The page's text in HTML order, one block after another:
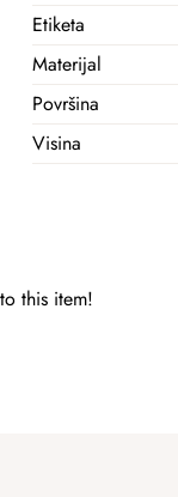
Etiketa
Materijal
Površina
Visina
this item!